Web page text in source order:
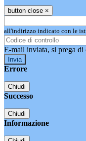
button close ×
all'indirizzo indicato con le
E-mail inviata, si prega di
Errore
Chiudi
Successo
Chiudi
Informazione